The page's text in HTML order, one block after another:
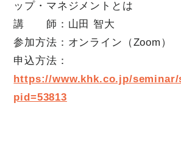
ップ・マネジメントとは
講 師：山田 智大
参加方法：オンライン（Zoom）
申込方法：
https://www.khk.co.jp/
pid=53813